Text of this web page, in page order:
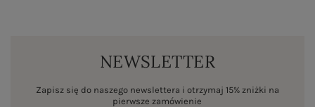
NEWSLETTER
Zapisz się do naszego newslettera i otrzymaj 15% zniżki na
pierwsze zamówienie